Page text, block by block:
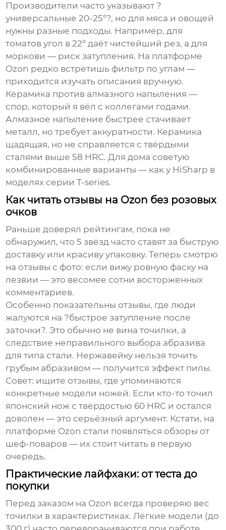
Производители часто указывают ?
универсальные 20-25°?, но для мяса и овощей
нужны разные подходы. Например, для
томатов угол в 22° даёт чистейший рез, а для
моркови — риск затупления. На платформе
Ozon редко встретишь фильтр по углам —
приходится изучать описания вручную.
Керамика против алмазного напыления —
спор, который я вёл с коллегами годами.
Алмазное напыление быстрее стачивает
металл, но требует аккуратности. Керамика
щадящая, но не справляется с твёрдыми
сталями выше 58 HRC. Для дома советую
комбинированные варианты — как у HiSharp в
моделях серии T-series.
Как читать отзывы на Ozon без розовых
очков
Раньше доверял рейтингам, пока не
обнаружил, что 5 звёзд часто ставят за быструю
доставку или красиву упаковку. Теперь смотрю
на отзывы с фото: если вижу ровную фаску на
лезвии — это весомее сотни восторженных
комментариев.
Особенно показательны отзывы, где люди
жалуются на ?быстрое затупление после
заточки?. Это обычно не вина точилки, а
следствие неправильного выбора абразива
для типа стали. Нержавейку нельзя точить
грубым абразивом — получится эффект пилы.
Совет: ищите отзывы, где упоминаются
конкретные модели ножей. Если кто-то точил
японский нож с твёрдостью 60 HRC и остался
доволен — это серьёзный аргумент. Кстати, на
платформе Ozon стали появляться обзоры от
шеф-поваров — их стоит читать в первую
очередь.
Практические лайфхаки: от теста до
покупки
Перед заказом на Ozon всегда проверяю вес
точилки в характеристиках. Лёгкие модели (до